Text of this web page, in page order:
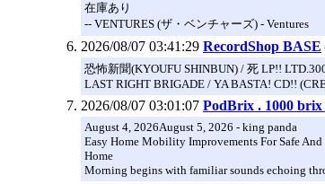
在庫あり
-- VENTURES (ザ・ベンチャーズ) - Ventures
2026/08/07 03:41:29 RecordShop BASE
恐怖新聞(KYOUFU SHINBUN) / 死 LP!!
LAST RIGHT BRIGADE / YA BASTA! CD!!
2026/08/07 03:01:07 PodBrix . 1000
August 4, 2026August 5, 2026 - king panda
Easy Home Mobility Improvements For Safe
Home
Morning begins with familiar sounds echoing